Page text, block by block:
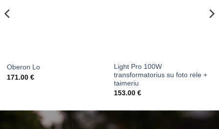
Oberon Lo
171.00 €
Light Pro 100W
transformatorius su foto rėle +
taimeriu
153.00 €